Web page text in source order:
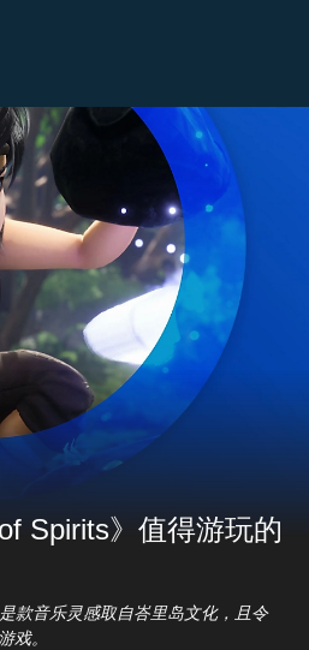
Spirits》值得游玩的
款音乐灵感取自峇里岛文化，且令
戏。